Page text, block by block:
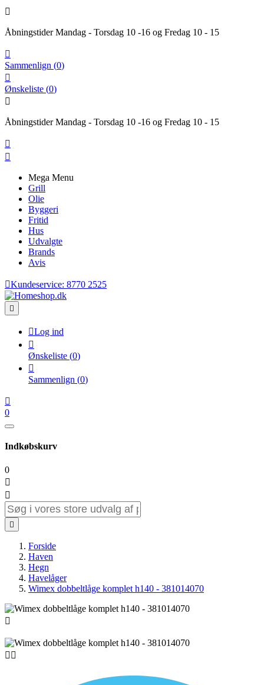

Åbningstider Mandag - Torsdag 10 -16 og Fredag 10 - 15

Sammenlign (0)

Ønskeliste (0)

Åbningstider Mandag - Torsdag 10 -16 og Fredag 10 - 15


Mega Menu
Grill
Olie
Byggeri
Fritid
Hus
Udvalgte
Brands
Avis
Kundeservice: 8770 2525

Log ind

Ønskeliste (0)

Sammenlign (0)

0
Indkøbskurv
0



Forside
Haven
Hegn
Havelåger
Wimex dobbeltlåge komplet h140 - 381014070

 